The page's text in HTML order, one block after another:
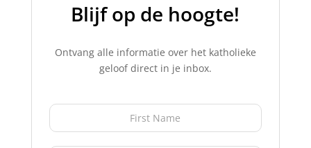
Blijf op de hoogte!​
Ontvang alle informatie over het katholieke
geloof direct in je inbox.